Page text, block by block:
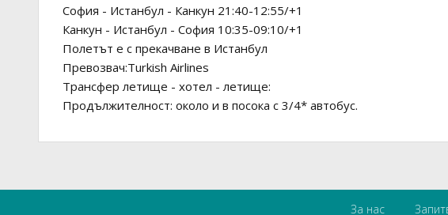
София - Истанбул - Канкун 21:40-12:55/+1
Канкун - Истанбул - София 10:35-09:10/+1
Полетът е с прекачване в Истанбул
Превозвач:Turkish Airlines
Трансфер летище - хотел - летище:
Продължителност: около и в посока с 3/4* автобус.
За нас